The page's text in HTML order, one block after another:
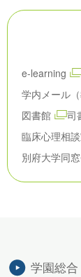
e-learning
学内メール（
図書館
司
臨床心理相
別府大学同
学園総合